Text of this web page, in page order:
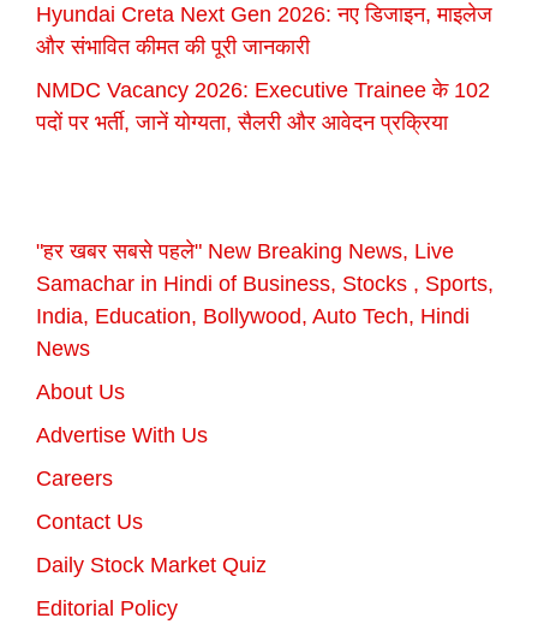
Hyundai Creta Next Gen 2026: नए डिजाइन, माइलेज
और संभावित कीमत की पूरी जानकारी
NMDC Vacancy 2026: Executive Trainee के 102
पदों पर भर्ती, जानें योग्यता, सैलरी और आवेदन प्रक्रिया
"हर खबर सबसे पहले" New Breaking News, Live
Samachar in Hindi of Business, Stocks , Sports,
India, Education, Bollywood, Auto Tech, Hindi
News
About Us
Advertise With Us
Careers
Contact Us
Daily Stock Market Quiz
Editorial Policy